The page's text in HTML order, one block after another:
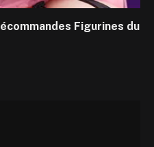
Figurines du